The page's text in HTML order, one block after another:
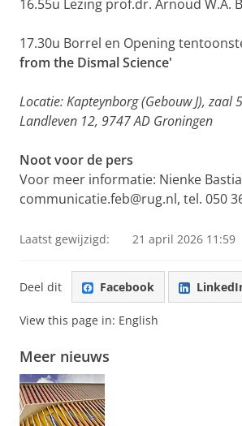
16.55u Lezing prof.dr. Arnoud W.A.
17.30u Borrel en Opening
from the Dismal Science'
Locatie: Kapteynborg (Gebouw J), zaal
Landleven 12, 9747 AD Groningen
Noot voor de pers
Voor meer informatie: Nienke
communicatie.feb@rug.nl, tel. 050
Laatst gewijzigd: 21 april 2026 11:59
Deel dit Facebook
View this page in: English
Meer nieuws